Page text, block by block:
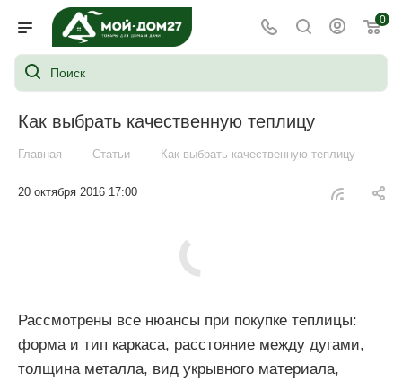
0
Как выбрать качественную теплицу
Главная — Статьи — Как выбрать качественную теплицу
20 октября 2016 17:00
Рассмотрены все нюансы при покупке теплицы:
форма и тип каркаса, расстояние между дугами,
толщина металла, вид укрывного материала,